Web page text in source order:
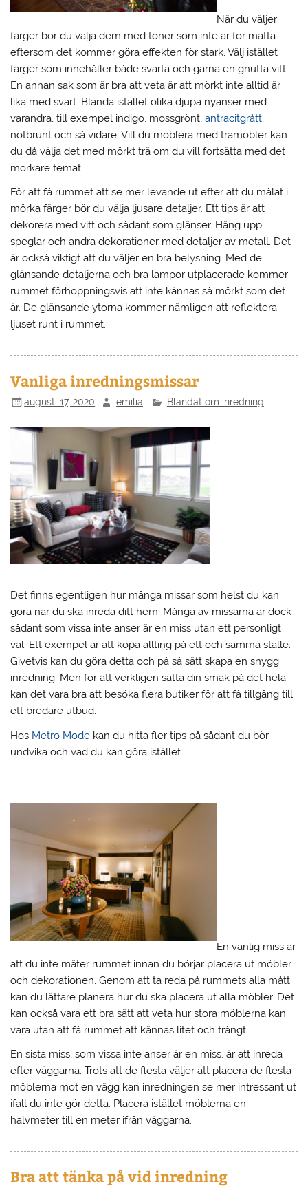
När du väljer
färger bör du välja dem med toner som inte är för matta
eftersom det kommer göra effekten för stark. Välj istället
färger som innehåller både svärta och gärna en gnutta vitt.
En annan sak som är bra att veta är att mörkt inte alltid är
lika med svart. Blanda istället olika djupa nyanser med
varandra, till exempel indigo, mossgrönt,antracitgrått,
nötbrunt och så vidare. Vill du möblera med trämöbler kan
du då välja det med mörkt trä om du vill fortsätta med det
mörkare temat.
För att få rummet att se mer levande ut efter att du målat i
mörka färger bör du välja ljusare detaljer. Ett tips är att
dekorera med vitt och sådant som glänser. Häng upp
speglar och andra dekorationer med detaljer av metall. Det
är också viktigt att du väljer en bra belysning. Med de
glänsande detaljerna och bra lampor utplacerade kommer
rummet förhoppningsvis att inte kännas så mörkt som det
är. De glänsande ytorna kommer nämligen att reflektera
ljuset runt i rummet.
Vanliga inredningsmissar
augusti 17, 2020 emilia Blandat om inredning
Det finns egentligen hur många missar som helst du kan
göra när du ska inreda ditt hem. Många av missarna är dock
sådant som vissa inte anser är en miss utan ett personligt
val. Ett exempel är att köpa allting på ett och samma ställe.
Givetvis kan du göra detta och på så sätt skapa en snygg
inredning. Men för att verkligen sätta din smak på det hela
kan det vara bra att besöka flera butiker för att få tillgång till
ett bredare utbud.
Hos Metro Mode kan du hitta fler tips på sådant du bör
undvika och vad du kan göra istället.
En vanlig miss är
att du inte mäter rummet innan du börjar placera ut möbler
och dekorationen. Genom att ta reda på rummets alla mått
kan du lättare planera hur du ska placera ut alla möbler. Det
kan också vara ett bra sätt att veta hur stora möblerna kan
vara utan att få rummet att kännas litet och trångt.
En sista miss, som vissa inte anser är en miss, är att inreda
efter väggarna. Trots att de flesta väljer att placera de flesta
möblerna mot en vägg kan inredningen se mer intressant ut
ifall du inte gör detta. Placera istället möblerna en
halvmeter till en meter ifrån väggarna.
Bra att tänka på vid inredning